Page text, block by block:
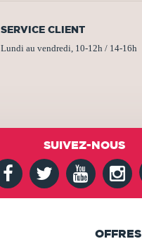
SERVICE CLIENT
Lundi au vendredi, 10-12h / 14-16h
SUIVEZ-NOUS
OFFRES